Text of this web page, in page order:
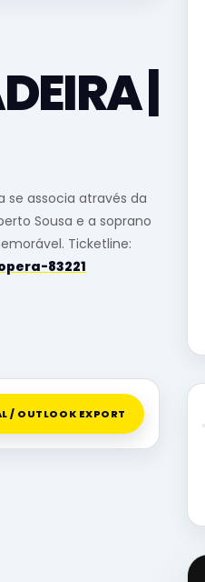
|
se associa através da
Sousa e a soprano
Ticketline:
83221
/ OUTLOOK EXPORT